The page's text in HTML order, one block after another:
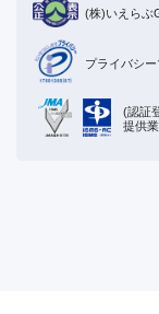
(株)いえらぶ
プライバシ
(認証
提供